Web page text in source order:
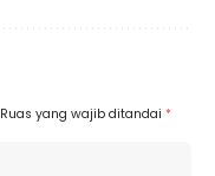
Ruas yang wajib ditandai *